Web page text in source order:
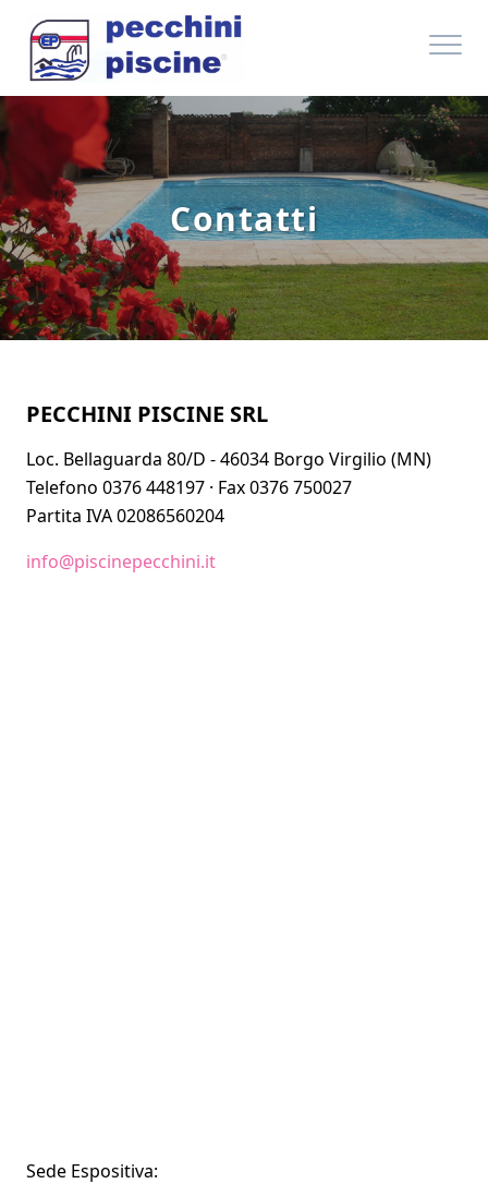
Contatti
PECCHINI PISCINE SRL
Loc. Bellaguarda 80/D - 46034 Borgo Virgilio (MN)
Telefono 0376 448197 · Fax 0376 750027
Partita IVA 02086560204
info@piscinepecchini.it
Sede Espositiva: